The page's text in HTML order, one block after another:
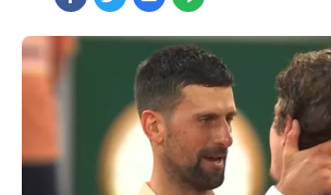
หาร้านร่วมรายการ
FAQs